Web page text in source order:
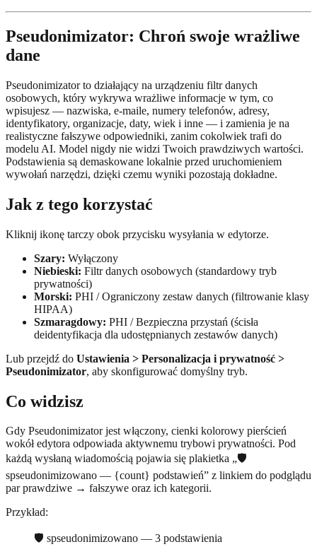
Pseudonimizator: Chroń swoje wrażliwe
dane
Pseudonimizator to działający na urządzeniu filtr danych
osobowych, który wykrywa wrażliwe informacje w tym, co
wpisujesz — nazwiska, e-maile, numery telefonów, adresy,
identyfikatory, organizacje, daty, wiek i inne — i zamienia je na
realistyczne fałszywe odpowiedniki, zanim cokolwiek trafi do
modelu AI. Model nigdy nie widzi Twoich prawdziwych wartości.
Podstawienia są demaskowane lokalnie przed uruchomieniem
wywołań narzędzi, dzięki czemu wyniki pozostają dokładne.
Jak z tego korzystać
Kliknij ikonę tarczy obok przycisku wysyłania w edytorze.
Szary: Wyłączony
Niebieski: Filtr danych osobowych (standardowy tryb
prywatności)
Morski: PHI / Ograniczony zestaw danych (filtrowanie klasy
HIPAA)
Szmaragdowy: PHI / Bezpieczna przystań (ścisła
deidentyfikacja dla udostępnianych zestawów danych)
Lub przejdź do Ustawienia > Personalizacja i prywatność >
Pseudonimizator, aby skonfigurować domyślny tryb.
Co widzisz
Gdy Pseudonimizator jest włączony, cienki kolorowy pierścień
wokół edytora odpowiada aktywnemu trybowi prywatności. Pod
każdą wysłaną wiadomością pojawia się plakietka „🛡
spseudonimizowano — {count} podstawień” z linkiem do podglądu
par prawdziwe → fałszywe oraz ich kategorii.
Przykład:
🛡 spseudonimizowano — 3 podstawienia